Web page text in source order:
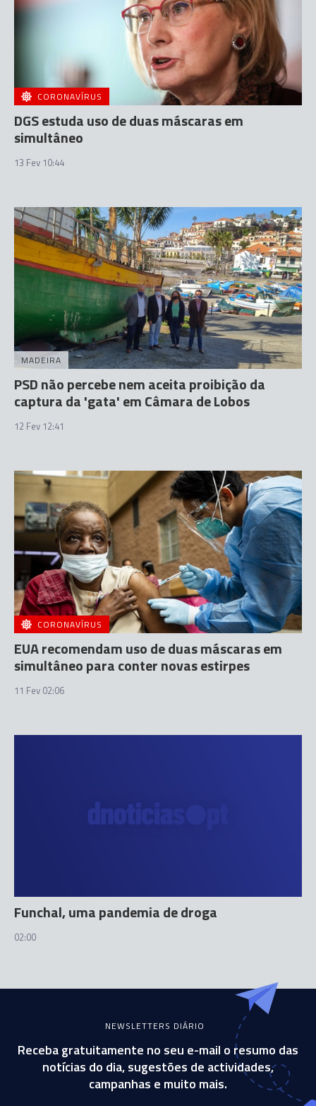
CORONAVÍRUS
DGS estuda uso de duas máscaras em
simultâneo
13 Fev 10:44
MADEIRA
PSD não percebe nem aceita proibição da
captura da 'gata' em Câmara de Lobos
12 Fev 12:41
CORONAVÍRUS
EUA recomendam uso de duas máscaras em
simultâneo para conter novas estirpes
11 Fev 02:06
Funchal, uma pandemia de droga
02:00
NEWSLETTERS DIÁRIO
Receba gratuitamente no seu e-mail o resumo das
notícias do dia, sugestões de actividades,
campanhas e muito mais.